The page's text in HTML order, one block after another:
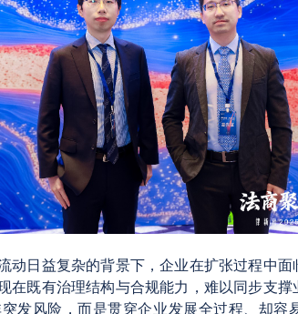
动日益复杂的背景下，企业在扩张过程中
在既有治理结构与合规能力，难以同步支
发风险，而是贯穿企业发展全过程、却容